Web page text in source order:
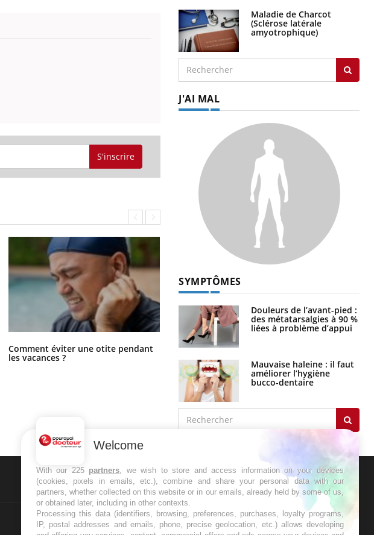
S'inscrire
Comment éviter une otite pendant
les vacances ?
Hantavirus : un cas détecté chez un
Maladie de Charcot
(Sclérose latérale
amyotrophique)
J'AI MAL
SYMPTÔMES
Douleurs de l’avant-pied :
des métatarsalgies à 90 %
liées à problème d’appui
Mauvaise haleine : il faut
améliorer l’hygiène
bucco-dentaire
NEWSLETTER
Recevez toutes les semaines les meilleures
infos santé
Welcome
With our 225 partners, we wish to store and access information on your devices
(cookies, pixels in emails, etc.), combine and share your personal data with our
partners, whether collected on this website or in our emails, already held by some of us,
or obtained later, including in other contexts.
Processing this data (identifiers, browsing, preferences, purchases, loyalty programs,
IP, postal addresses and emails, phone, precise geolocation, etc.) allows developing